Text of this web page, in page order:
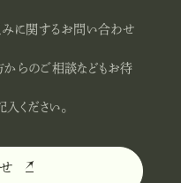
に関するお問い合わせ
らのご相談などもお待
ください。
せ